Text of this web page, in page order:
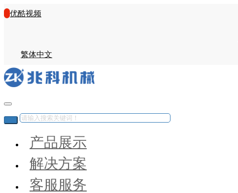
优酷视频
繁体中文
产品展示
解决方案
客服服务